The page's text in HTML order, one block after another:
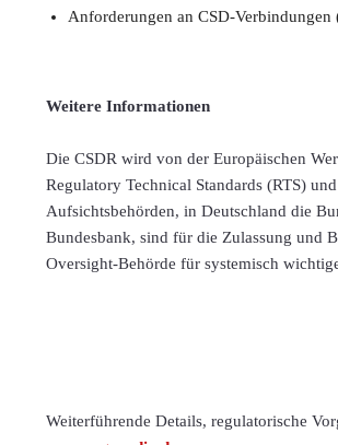
Anforderungen an CSD-
Weitere Informationen
Die CSDR wird von der Europäischen
Regulatory Technical Standards (RTS)
Aufsichtsbehörden, in Deutschland die
Bundesbank, sind für die Zulassung und
Oversight-Behörde für systemisch
Weiterführende Details, regulatorische